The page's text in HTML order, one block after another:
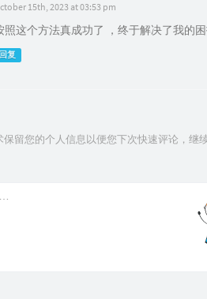
15th, 2023 at 03:53 pm
照这个方法真成功了 ，终于解决了我的
回复
保留您的个人信息以便您下次快速评论，继